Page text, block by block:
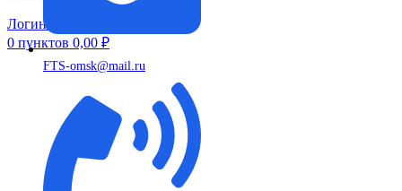
Логин / Регистрация
0 пунктов 0,00 ₽
FTS-omsk@mail.ru